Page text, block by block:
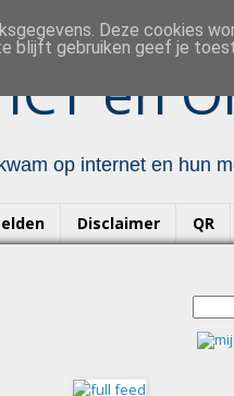
en
op internet en hun
Disclaimer QR
Deze cookies
blijft gebruiken geef je